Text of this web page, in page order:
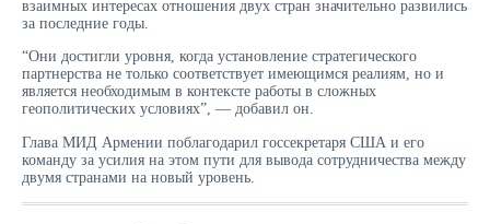
взаимных интересах отношения двух стран значительно развились
за последние годы.
“Они достигли уровня, когда установление стратегического
партнерства не только соответствует имеющимся реалиям, но и
является необходимым в контексте работы в сложных
геополитических условиях”, — добавил он.
Глава МИД Армении поблагодарил госсекретаря США и его
команду за усилия на этом пути для вывода сотрудничества между
двумя странами на новый уровень.